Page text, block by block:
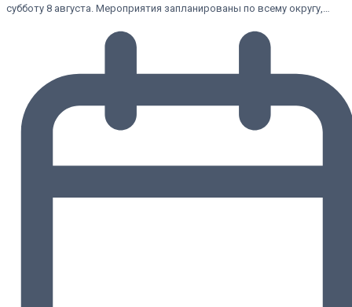
субботу 8 августа. Мероприятия запланированы по всему округу,…